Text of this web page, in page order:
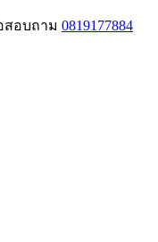
สอบถาม 0819177884